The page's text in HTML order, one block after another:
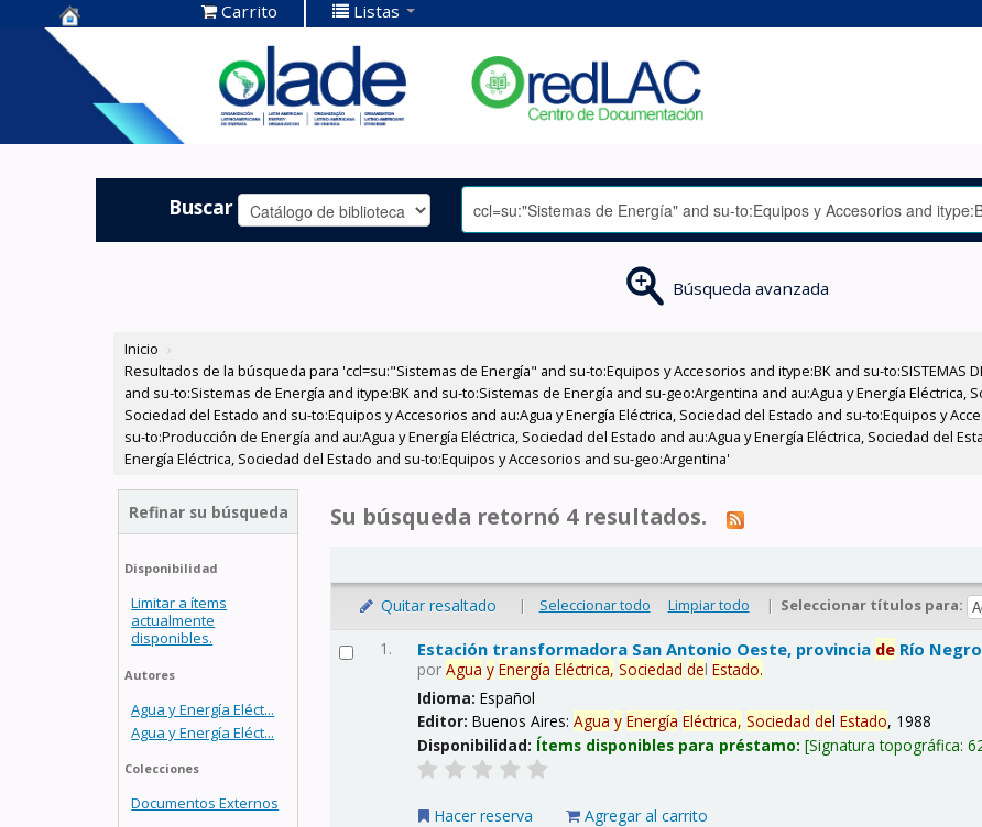
Centro de
Documentación
OLADE -
Carrito Listas
Buscar
Búsqueda avanzada
Inicio ›
Resultados de la búsqueda para 'ccl=su:"Sistemas de Energía" and su-to:Equipos y Accesorios and itype:BK and su-to:SISTEMAS
and su-to:Sistemas de Energía and itype:BK and su-to:Sistemas de Energía and su-geo:Argentina and au:Agua y Energía Eléctrica,
Sociedad del Estado and su-to:Equipos y Accesorios and au:Agua y Energía Eléctrica, Sociedad del Estado and su-to:Equipos y
su-to:Producción de Energía and au:Agua y Energía Eléctrica, Sociedad del Estado and au:Agua y Energía Eléctrica, Sociedad del
Energía Eléctrica, Sociedad del Estado and su-to:Equipos y Accesorios and su-geo:Argentina'
Refinar su búsqueda
Disponibilidad
Limitar a ítems
actualmente
disponibles.
Autores
Agua y Energía Eléct...
Agua y Energía Eléct...
Colecciones
Documentos Externos
Su búsqueda retornó 4 resultados.
Quitar resaltado | Seleccionar todo Limpiar todo | Seleccionar títulos para:
1. Estación transformadora San Antonio Oeste, provincia de Río Negro
porAgua y Energía Eléctrica, Sociedad delEstado.
Idioma:Español
Editor:Buenos Aires:Agua y Energía Eléctrica, Sociedad delEstado, 1988
Disponibilidad: Ítems disponibles para préstamo: Signatura topográfica:
Hacer reserva Agregar al carrito